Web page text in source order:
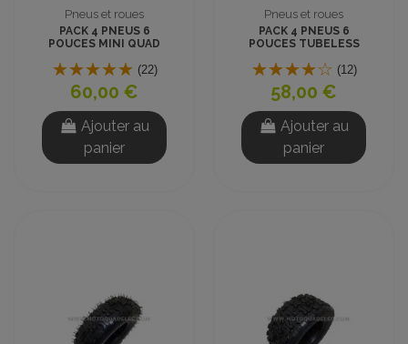
Pneus et roues
PACK 4 PNEUS 6
POUCES MINI QUAD
AIR
(22)
60,00 €
Ajouter au
panier
Pneus et roues
PACK 4 PNEUS 6
POUCES TUBELESS
(12)
58,00 €
Ajouter au
panier